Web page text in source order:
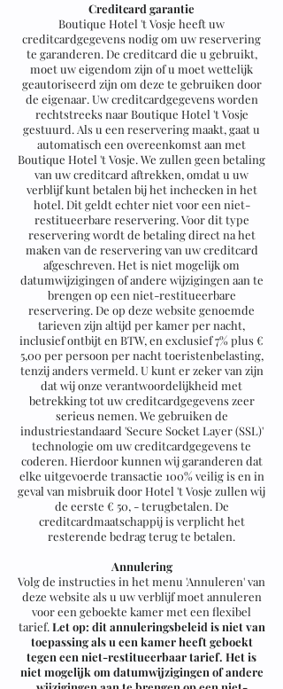
Creditcard garantie
Boutique Hotel 't Vosje heeft uw
creditcardgegevens nodig om uw reservering
te garanderen. De creditcard die u gebruikt,
moet uw eigendom zijn of u moet wettelijk
geautoriseerd zijn om deze te gebruiken door
de eigenaar. Uw creditcardgegevens worden
rechtstreeks naar Boutique Hotel 't Vosje
gestuurd. Als u een reservering maakt, gaat u
automatisch een overeenkomst aan met
Boutique Hotel 't Vosje. We zullen geen betaling
van uw creditcard aftrekken, omdat u uw
verblijf kunt betalen bij het inchecken in het
hotel. Dit geldt echter niet voor een niet-
restitueerbare reservering. Voor dit type
reservering wordt de betaling direct na het
maken van de reservering van uw creditcard
afgeschreven. Het is niet mogelijk om
datumwijzigingen of andere wijzigingen aan te
brengen op een niet-restitueerbare
reservering. De op deze website genoemde
tarieven zijn altijd per kamer per nacht,
inclusief ontbijt en BTW, en exclusief 7% plus €
5,00 per persoon per nacht toeristenbelasting,
tenzij anders vermeld. U kunt er zeker van zijn
dat wij onze verantwoordelijkheid met
betrekking tot uw creditcardgegevens zeer
serieus nemen. We gebruiken de
industriestandaard 'Secure Socket Layer (SSL)'
technologie om uw creditcardgegevens te
coderen. Hierdoor kunnen wij garanderen dat
elke uitgevoerde transactie 100% veilig is en in
geval van misbruik door Hotel 't Vosje zullen wij
de eerste € 50, - terugbetalen. De
creditcardmaatschappij is verplicht het
resterende bedrag terug te betalen.
Annulering
Volg de instructies in het menu 'Annuleren' van
deze website als u uw verblijf moet annuleren
voor een geboekte kamer met een flexibel
tarief. Let op: dit annuleringsbeleid is niet van
toepassing als u een kamer heeft geboekt
tegen een niet-restitueerbaar tarief. Het is
niet mogelijk om datumwijzigingen of andere